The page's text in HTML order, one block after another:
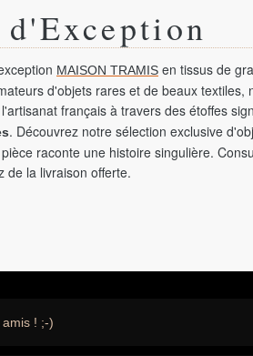
d'Exception
MAISON TRAMIS en tissus de
d'objets rares et de beaux textiles,
français à travers des étoffes
. Découvrez notre sélection exclusive
raconte une histoire singulière.
de la livraison offerte.
! ;-)